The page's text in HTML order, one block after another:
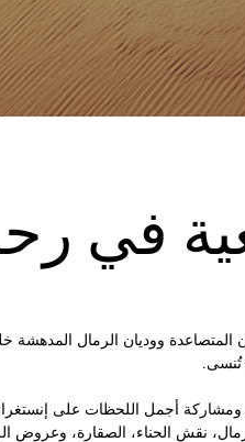
في
ووديان الرمال المدهشة
ومشاركة أجمل اللحظات على
نقش الحناء، الصقارة،